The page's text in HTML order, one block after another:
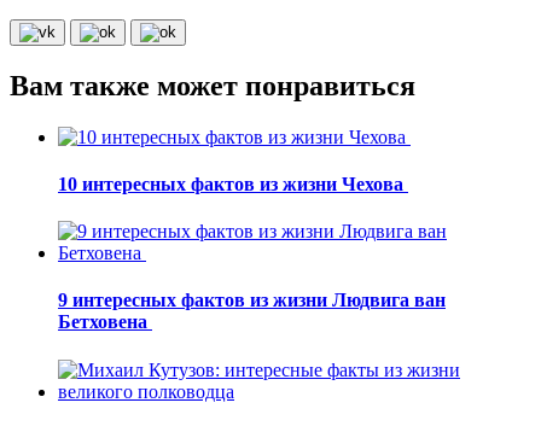
Вам также может понравиться
10 интересных фактов из жизни Чехова
9 интересных фактов из жизни Людвига ван
Бетховена